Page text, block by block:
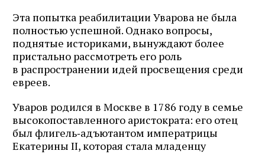
Эта попытка реабилитации Уварова не была
полностью успешной. Однако вопросы,
поднятые историками, вынуждают более
пристально рассмотреть его роль
в распространении идей просвещения среди
евреев.
Уваров родился в Москве в 1786 году в семье
высокопоставленного аристократа: его отец
был флигель‑адъютантом императрицы
Екатерины II, которая стала младенцу